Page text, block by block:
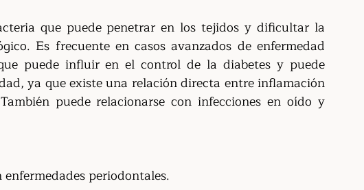
que puede penetrar en los tejidos y dificultar la
Es frecuente en casos avanzados de enfermedad
puede influir en el control de la diabetes y puede
ya que existe una relación directa entre inflamación
puede relacionarse con infecciones en oído y
periodontales.